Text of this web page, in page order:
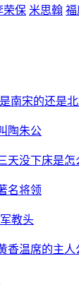
荣保 米思翰 福
南宋的还是
陶朱公
天没下床是怎
名将领
教头
香温席的主人